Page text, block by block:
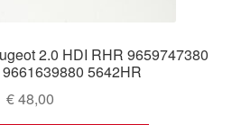
2.0 HDI RHR 9659747380
5642HR
€48,00